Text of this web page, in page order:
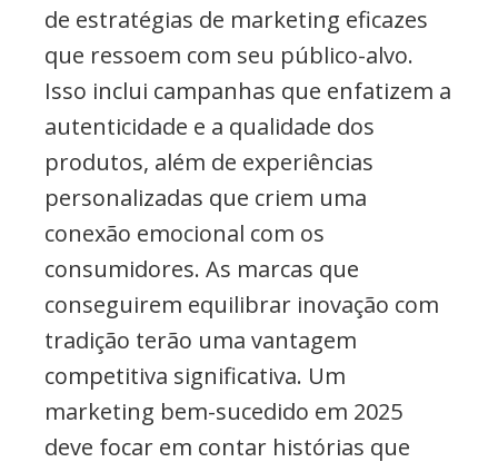
de estratégias de marketing eficazes
que ressoem com seu público-alvo.
Isso inclui campanhas que enfatizem a
autenticidade e a qualidade dos
produtos, além de experiências
personalizadas que criem uma
conexão emocional com os
consumidores. As marcas que
conseguirem equilibrar inovação com
tradição terão uma vantagem
competitiva significativa. Um
marketing bem-sucedido em 2025
deve focar em contar histórias que